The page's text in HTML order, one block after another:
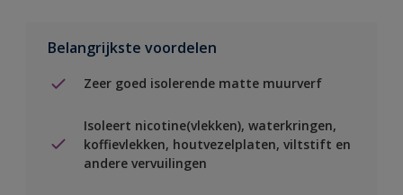
Belangrijkste voordelen
Zeer goed isolerende matte muurverf
Isoleert nicotine(vlekken), waterkringen,
koffievlekken, houtvezelplaten, viltstift en
andere vervuilingen